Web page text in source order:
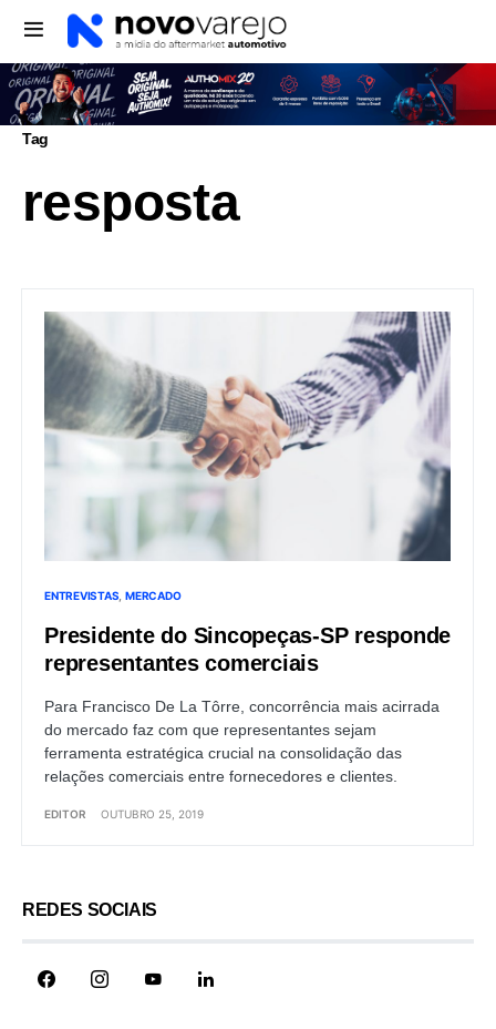
Tag
resposta
ENTREVISTAS MERCADO
Presidente do Sincopeças-SP responde
representantes comerciais
Para Francisco De La Tôrre, concorrência mais acirrada
do mercado faz com que representantes sejam
ferramenta estratégica crucial na consolidação das
relações comerciais entre fornecedores e clientes.
EDITOR OUTUBRO 25, 2019
REDES SOCIAIS